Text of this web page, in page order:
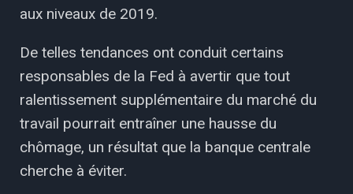
aux niveaux de 2019.
De telles tendances ont conduit certains
responsables de la Fed à avertir que tout
ralentissement supplémentaire du marché du
travail pourrait entraîner une hausse du
chômage, un résultat que la banque centrale
cherche à éviter.